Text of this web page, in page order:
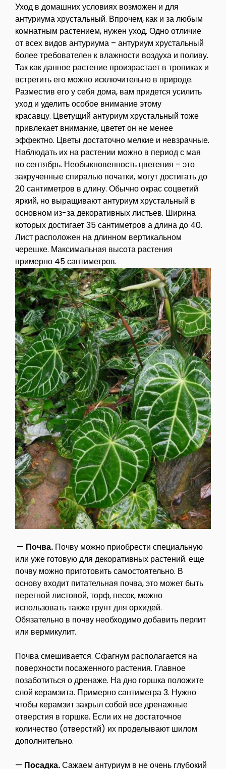
Уход в домашних условиях возможен и для
антуриума хрустальный. Впрочем, как и за любым
комнатным растением, нужен уход. Одно отличие
от всех видов антуриума – антуриум хрустальный
более требователен к влажности воздуха и поливу.
Так как данное растение произрастает в тропиках и
встретить его можно исключительно в природе.
Разместив его у себя дома, вам придется усилить
уход и уделить особое внимание этому
красавцу. Цветущий антуриум хрустальный тоже
привлекает внимание, цветет он не менее
эффектно. Цветы достаточно мелкие и невзрачные.
Наблюдать их на растении можно в период с мая
по сентябрь. Необыкновенность цветения – это
закрученные спиралью початки, могут достигать до
20 сантиметров в длину. Обычно окрас соцветий
яркий, но выращивают антуриум хрустальный в
основном из-за декоративных листьев. Ширина
которых достигает 35 сантиметров а длина до 40.
Лист расположен на длинном вертикальном
черешке. Максимальная высота растения
примерно 45 сантиметров.
— Почва. Почву можно приобрести специальную
или уже готовую для декоративных растений. еще
почву можно приготовить самостоятельно. В
основу входит питательная почва, это может быть
перегной листовой, торф, песок, можно
использовать также грунт для орхидей.
Обязательно в почву необходимо добавить перлит
или вермикулит.
Почва смешивается. Сфагнум располагается на
поверхности посаженного растения. Главное
позаботиться о дренаже. На дно горшка положите
слой керамзита. Примерно сантиметра 3. Нужно
чтобы керамзит закрыл собой все дренажные
отверстия в горшке. Если их не достаточное
количество (отверстий) их проделывают шилом
дополнительно.
— Посадка.Сажаем антуриум в не очень глубокий